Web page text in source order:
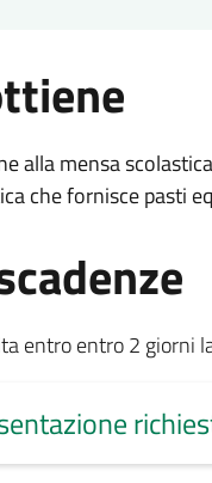
alla mensa
che fornisce pasti
entro entro 2 giorni